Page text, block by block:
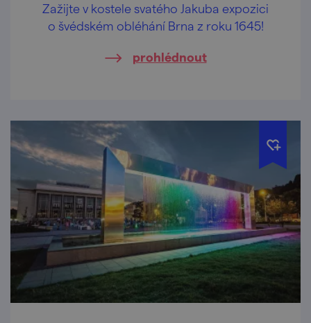
Zažijte v kostele svatého Jakuba expozici
o švédském obléhání Brna z roku 1645!
prohlédnout